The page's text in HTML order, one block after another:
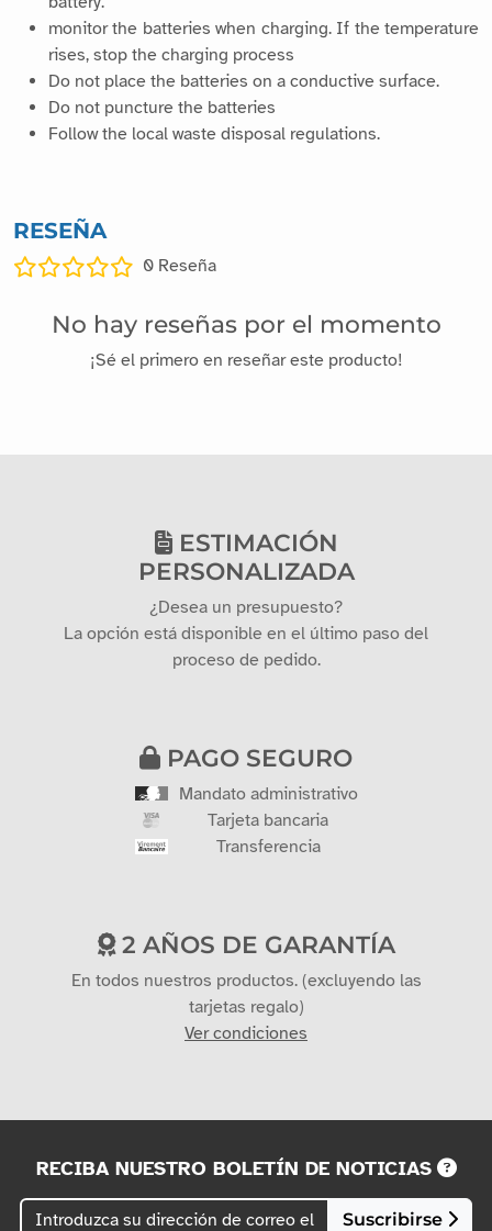
monitor the batteries when charging. If the temperature
rises, stop the charging process
Do not place the batteries on a conductive surface.
Do not puncture the batteries
Follow the local waste disposal regulations.
RESEÑA
0 Reseña
No hay reseñas por el momento
¡Sé el primero en reseñar este producto!
ESTIMACIÓN
PERSONALIZADA
¿Desea un presupuesto?
La opción está disponible en el último paso del
proceso de pedido.
PAGO SEGURO
Mandato administrativo
Tarjeta bancaria
Transferencia
2 AÑOS DE GARANTÍA
En todos nuestros productos. (excluyendo las
tarjetas regalo)
Ver condiciones
RECIBA NUESTRO BOLETÍN DE NOTICIAS
Suscribirse